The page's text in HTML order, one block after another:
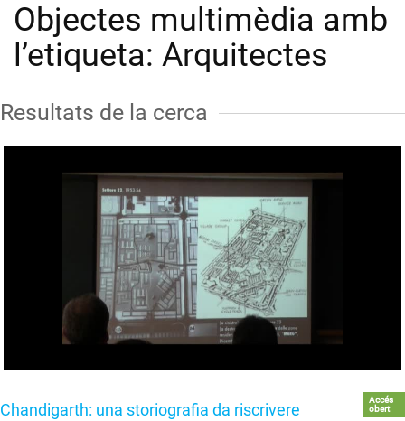
Objectes multimèdia amb
l’etiqueta: Arquitectes
Resultats de la cerca
Chandigarth: una storiografia da riscrivere
Accés
obert